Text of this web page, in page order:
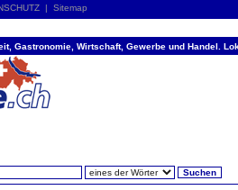
| Sitemap
Gastronomie, Wirtschaft, Gewerbe und Handel.